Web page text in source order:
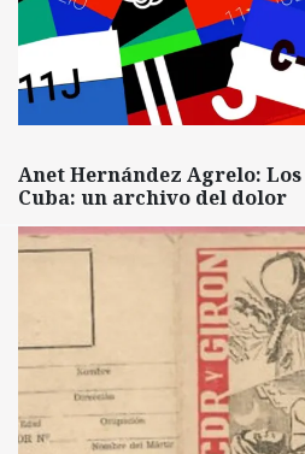
Anet Hernández Agrelo: Los
Cuba: un archivo del dolor